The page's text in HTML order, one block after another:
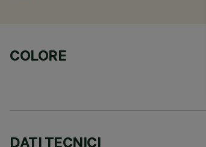
COLORE
DATI TECNICI